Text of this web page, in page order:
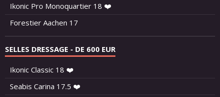
Ikonic Pro Monoquartier 18 ❤️
Forestier Aachen 17
SELLES DRESSAGE - DE 600 EUR
Ikonic Classic 18 ❤️
Seabis Carina 17.5 ❤️